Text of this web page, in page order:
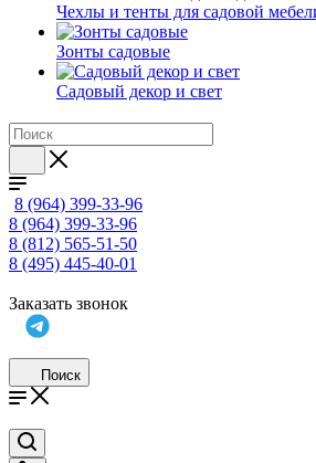
Чехлы и тенты для садовой
Зонты садовые
Садовый декор и свет
8 (964) 399-33-96
8 (964) 399-33-96
8 (812) 565-51-50
8 (495) 445-40-01
Заказать звонок
Поиск